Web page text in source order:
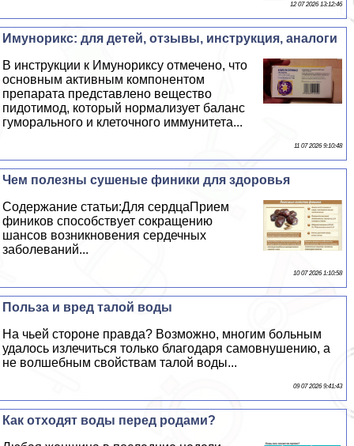
12 07 2026 13:12:46
Имунорикс: для детей, отзывы, инструкция, аналоги
В инструкции к Имунориксу отмечено, что
основным активным компонентом
препарата представлено вещество
пидотимод, который нормализует баланс
гумopaльного и клеточного иммунитета...
11 07 2026 9:10:48
Чем полезны сушеные финики для здоровья
Содержание статьи:Для сердцаПрием
фиников способствует сокращению
шансов возникновения сердечных
заболеваний...
10 07 2026 1:10:58
Польза и вред талой воды
На чьей стороне правда? Возможно, многим больным
удалось излечиться только благодаря самовнушению, а
не волшебным свойствам талой воды...
09 07 2026 9:41:43
Как отходят воды перед родами?